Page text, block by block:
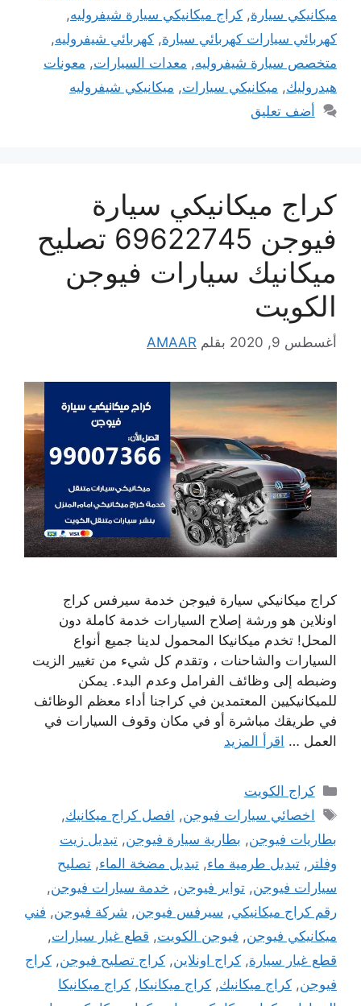
ميكانيكي سيارة, كراج ميكانيكي سيارة شيفروليه,
كهربائي سيارات كهربائي سيارة, كهربائي شيفروليه,
متخصص سيارة شيفروليه, معدات السيارات, معونات
هيدروليك, ميكانيكي سيارات, ميكانيكي شيفروليه
أضف تعليق
كراج ميكانيكي سيارة
فيوجن 69622745 تصليح
ميكانيك سيارات فيوجن
الكويت
أغسطس 9, 2020 بقلم AMAAR
كراج ميكانيكي سيارة فيوجن خدمة سيرفس كراج
اونلاين هو ورشة إصلاح السيارات خدمة كاملة دون
المحل! تخدم ميكانيكا المحمول لدينا جميع أنواع
السيارات والشاحنات ، وتقدم كل شيء من تغيير الزيت
وضبطه إلى وظائف الفرامل وعدم البدء. يمكن
للميكانيكيين المعتمدين في كراجنا أداء معظم الوظائف
في طريقك مباشرة أو في مكان وقوف السيارات في
العمل … اقرأ المزيد
التصنيفات
كراج الكويت
الوسوم
اخصائي سيارات فيوجن, افصل كراج ميكانيك,
بطاريات فيوجن, بطارية سيارة فيوجن, تبديل زيت
وفلتر , تبديل طرمية ماء, تبديل مضخة الماء, تصليح
سيارات فيوجن, تواير فيوجن, خدمة سيارات فيوجن,
رقم كراج ميكانيكي, سيرفس فيوجن, شركة فيوجن, فني
ميكانيكي فيوجن, فيوجن الكويت, قطع غيار سيارات,
قطع غيار سيارة, كراج اونلاين, كراج تصليح فيوجن, كراج
فيوجن, كراج ميكانيك, كراج ميكانيكا, كراج ميكانيكا